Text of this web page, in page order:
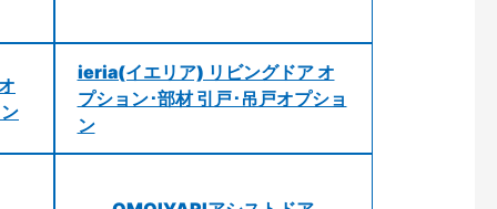
ieria(イエリア) リビングドア オ
プション･部材 引戸･吊戸オプショ
ン